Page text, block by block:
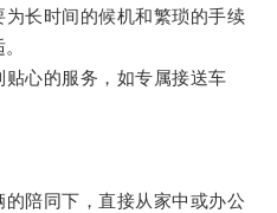
长时间的候机和繁琐的手续
心的服务，如专属接送车
陪同下，直接从家中或办公